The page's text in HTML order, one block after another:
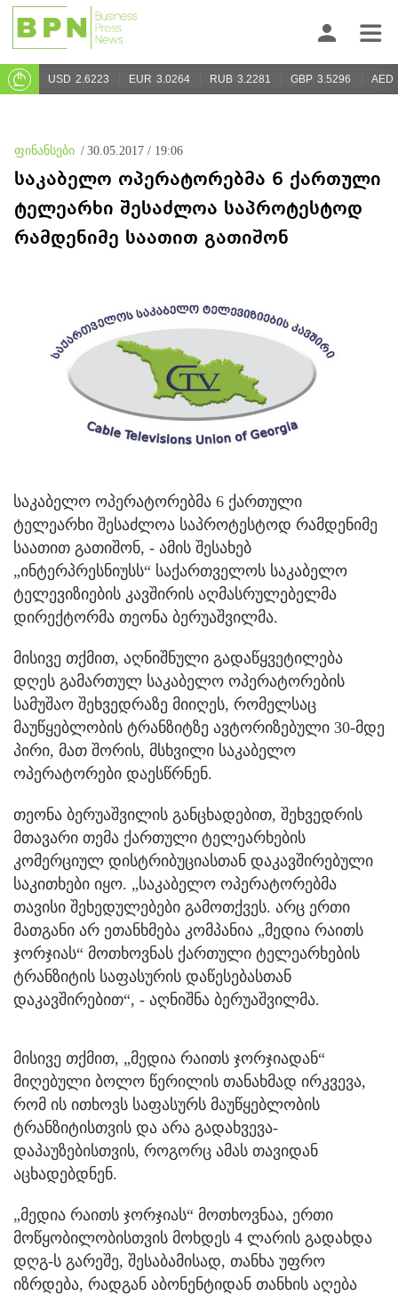
USD 2.6223 EUR 3.0264 RUB 3.2281 GBP 3.5296 AED
ფინანსები / 30.05.2017 / 19:06
საკაბელო ოპერატორებმა 6 ქართული
ტელეარხი შესაძლოა საპროტესტოდ
რამდენიმე საათით გათიშონ
საკაბელო ოპერატორებმა 6 ქართული
ტელეარხი შესაძლოა საპროტესტოდ რამდენიმე
საათით გათიშონ, - ამის შესახებ
„ინტერპრესნიუსს“ საქართველოს საკაბელო
ტელევიზიების კავშირის აღმასრულებელმა
დირექტორმა თეონა ბერუაშვილმა.
მისივე თქმით, აღნიშნული გადაწყვეტილება
დღეს გამართულ საკაბელო ოპერატორების
სამუშაო შეხვედრაზე მიიღეს, რომელსაც
მაუწყებლობის ტრანზიტზე ავტორიზებული 30-მდე
პირი, მათ შორის, მსხვილი საკაბელო
ოპერატორები დაესწრნენ.
თეონა ბერუაშვილის განცხადებით, შეხვედრის
მთავარი თემა ქართული ტელეარხების
კომერციულ დისტრიბუციასთან დაკავშირებული
საკითხები იყო. „საკაბელო ოპერატორებმა
თავისი შეხედულებები გამოთქვეს. არც ერთი
მათგანი არ ეთანხმება კომპანია „მედია რაითს
ჯორჯიას“ მოთხოვნას ქართული ტელეარხების
ტრანზიტის საფასურის დაწესებასთან
დაკავშირებით“, - აღნიშნა ბერუაშვილმა.
მისივე თქმით, „მედია რაითს ჯორჯიადან“
მიღებული ბოლო წერილის თანახმად ირკვევა,
რომ ის ითხოვს საფასურს მაუწყებლობის
ტრანზიტისთვის და არა გადახვევა-
დაპაუზებისთვის, როგორც ამას თავიდან
აცხადებდნენ.
„მედია რაითს ჯორჯიას“ მოთხოვნაა, ერთი
მოწყობილობისთვის მოხდეს 4 ლარის გადახდა
დღგ-ს გარეშე, შესაბამისად, თანხა უფრო
იზრდება, რადგან აბონენტიდან თანხის აღება